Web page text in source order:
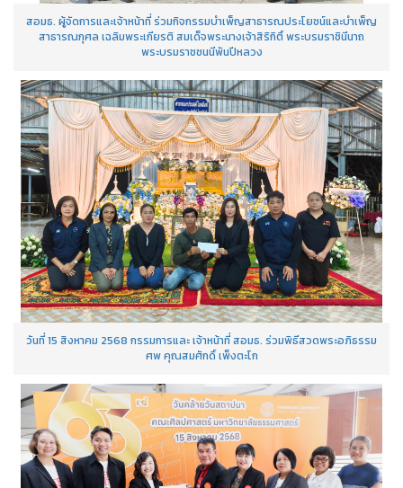
สอมธ. ผู้จัดการและเจ้าหน้าที่ ร่วมกิจกรรมบำเพ็ญสาธารณประโยชน์และบำเพ็ญ
สาธารณกุศล เฉลิมพระเกียรติ สมเด็จพระนางเจ้าสิริกิติ์ พระบรมราชินีนาถ
พระบรมราชชนนีพันปีหลวง
วันที่ 15 สิงหาคม 2568 กรรมการและ เจ้าหน้าที่ สอมธ. ร่วมพิธีสวดพระอภิธรรม
ศพ คุณสมศักดิ์ เพ็งตะโก